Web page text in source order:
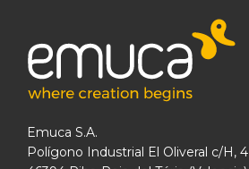
Emuca S.A.
Polígono Industrial El Oliveral c/H, 4